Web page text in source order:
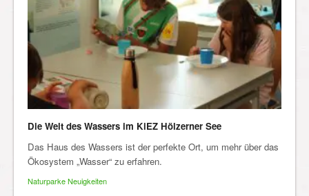
Die Welt des Wassers im KiEZ Hölzerner See
Das Haus des Wassers ist der perfekte Ort, um mehr über das
Ökosystem „Wasser“ zu erfahren.
Naturparke Neuigkeiten